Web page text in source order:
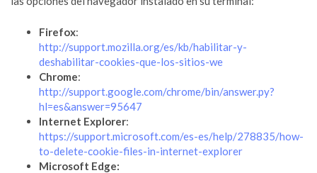
Firefox:
http://support.mozilla.org/es/kb/habilitar-y-
deshabilitar-cookies-que-los-sitios-we
Chrome:
http://support.google.com/chrome/bin/answer.py?
hl=es&answer=95647
Internet Explorer:
https://support.microsoft.com/es-es/help/278835/how-
to-delete-cookie-files-in-internet-explorer
Microsoft Edge: